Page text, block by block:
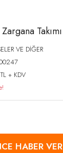
Takımı
VE DİĞER
+ KDV
HABER VER